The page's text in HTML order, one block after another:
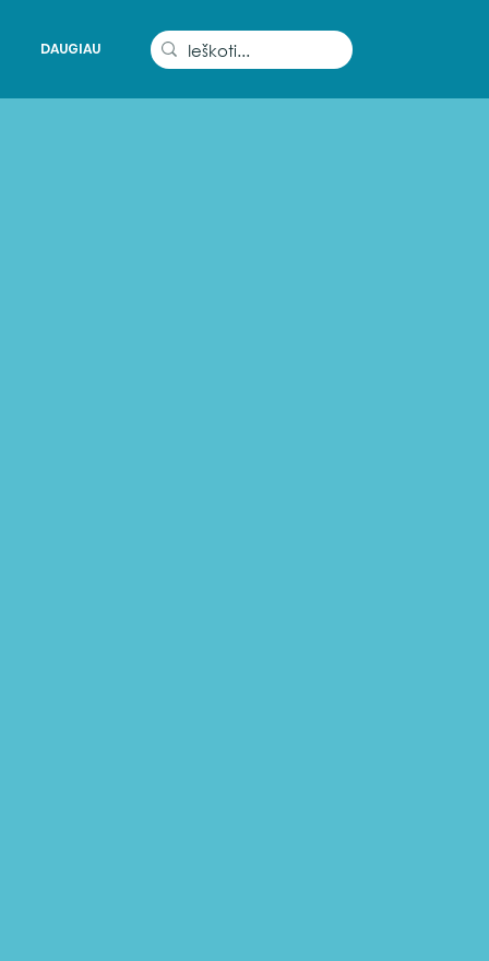
DAUGIAU